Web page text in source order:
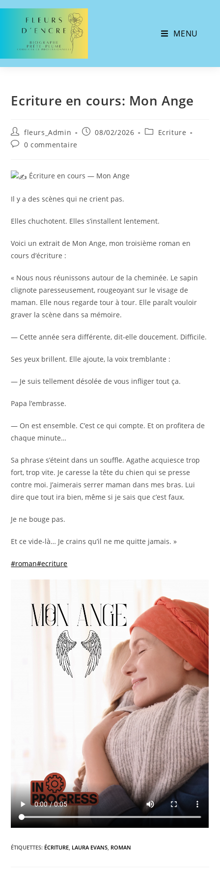
MENU
Ecriture en cours: Mon Ange
fleurs_Admin 08/02/2026
Ecriture
0 commentaire
Écriture en cours — Mon Ange
Il y a des scènes qui ne crient pas.
Elles chuchotent. Elles s’installent lentement.
Voici un extrait de Mon Ange, mon troisième roman en
cours d’écriture :
« Nous nous réunissons autour de la cheminée. Le sapin
clignote paresseusement, rougeoyant sur le visage de
maman. Elle nous regarde tour à tour. Elle paraît vouloir
graver la scène dans sa mémoire.
— Cette année sera différente, dit-elle doucement. Difficile.
Ses yeux brillent. Elle ajoute, la voix tremblante :
— Je suis tellement désolée de vous infliger tout ça.
Papa l’embrasse.
— On est ensemble. C’est ce qui compte. Et on profitera de
chaque minute…
Sa phrase s’éteint dans un souffle. Agathe acquiesce trop
fort, trop vite. Je caresse la tête du chien qui se presse
contre moi. J’aimerais serrer maman dans mes bras. Lui
dire que tout ira bien, même si je sais que c’est faux.
Je ne bouge pas.
Et ce vide-là… Je crains qu’il ne me quitte jamais. »
#roman#ecriture
ÉTIQUETTES: ÉCRITURE LAURA EVANS ROMAN